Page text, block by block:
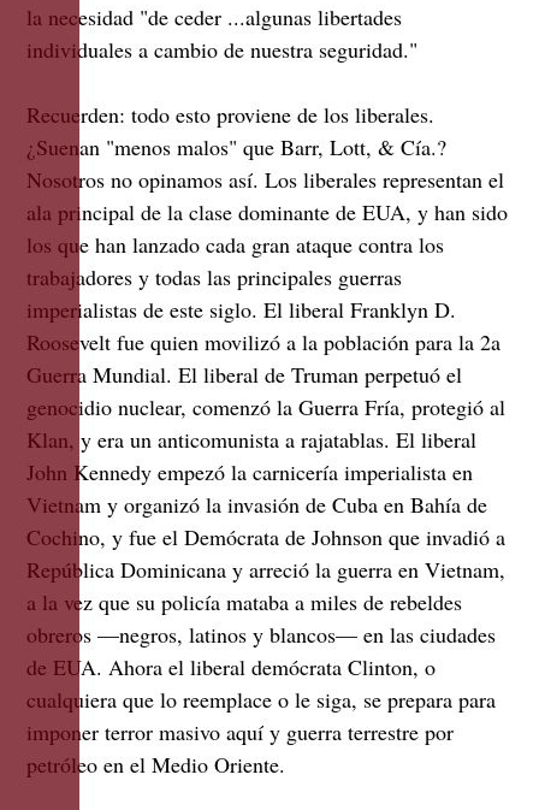
la necesidad "de ceder ...algunas libertades
individuales a cambio de nuestra seguridad."
Recuerden: todo esto proviene de los liberales.
¿Suenan "menos malos" que Barr, Lott, & Cía.?
Nosotros no opinamos así. Los liberales representan el
ala principal de la clase dominante de EUA, y han sido
los que han lanzado cada gran ataque contra los
trabajadores y todas las principales guerras
imperialistas de este siglo. El liberal Franklyn D.
Roosevelt fue quien movilizó a la población para la 2a
Guerra Mundial. El liberal de Truman perpetuó el
genocidio nuclear, comenzó la Guerra Fría, protegió al
Klan, y era un anticomunista a rajatablas. El liberal
John Kennedy empezó la carnicería imperialista en
Vietnam y organizó la invasión de Cuba en Bahía de
Cochino, y fue el Demócrata de Johnson que invadió a
República Dominicana y arreció la guerra en Vietnam,
a la vez que su policía mataba a miles de rebeldes
obreros —negros, latinos y blancos— en las ciudades
de EUA. Ahora el liberal demócrata Clinton, o
cualquiera que lo reemplace o le siga, se prepara para
imponer terror masivo aquí y guerra terrestre por
petróleo en el Medio Oriente.